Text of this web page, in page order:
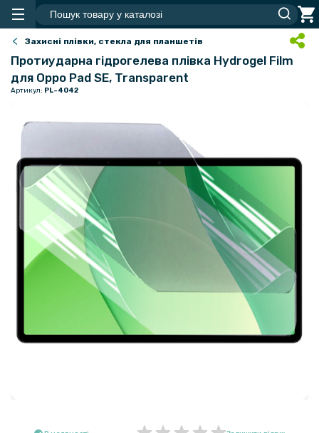
Захисні плівки, стекла для планшетів
Протиударна гідрогелева плівка Hydrogel Film
для Oppo Pad SE, Transparent
Артикул: PL-4042